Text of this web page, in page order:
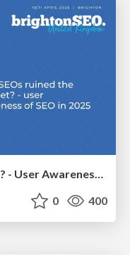
Have SEOs Ruined the Internet? - User Awareness of SEO in 2025
0 400